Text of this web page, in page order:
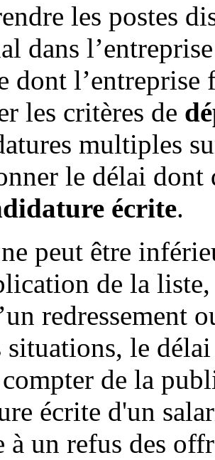
les postes
dans
dont l’entreprise
les critères de
multiples
le délai dont
écrite.
peut être
de la
redressement
situations, le
de la
écrite d'un
à un refus des